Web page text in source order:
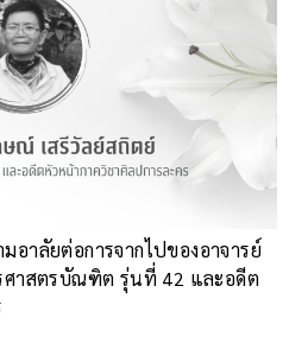
าลัยต่อการจากไปของอาจารย์
ศาสตรบัณฑิต รุ่นที่ 42 และอดีต